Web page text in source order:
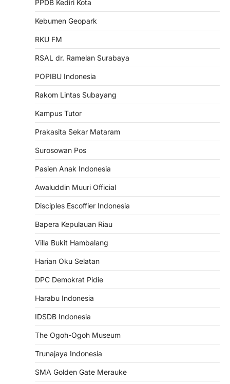
PPDB Kediri Kota
Kebumen Geopark
RKU FM
RSAL dr. Ramelan Surabaya
POPIBU Indonesia
Rakom Lintas Subayang
Kampus Tutor
Prakasita Sekar Mataram
Surosowan Pos
Pasien Anak Indonesia
Awaluddin Muuri Official
Disciples Escoffier Indonesia
Bapera Kepulauan Riau
Villa Bukit Hambalang
Harian Oku Selatan
DPC Demokrat Pidie
Harabu Indonesia
IDSDB Indonesia
The Ogoh-Ogoh Museum
Trunajaya Indonesia
SMA Golden Gate Merauke